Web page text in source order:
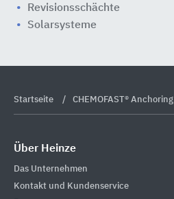
Revisionsschächte
Solarsysteme
Startseite CHEMOFAST® Anchoring
Über Heinze
Das Unternehmen
Kontakt und Kundenservice